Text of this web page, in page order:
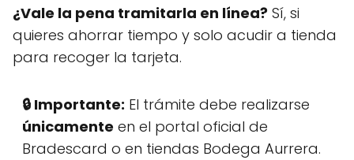
¿Vale la pena tramitarla en línea? Sí, si
quieres ahorrar tiempo y solo acudir a tienda
para recoger la tarjeta.
🔒 Importante: El trámite debe realizarse
únicamente en el portal oficial de
Bradescard o en tiendas Bodega Aurrera.